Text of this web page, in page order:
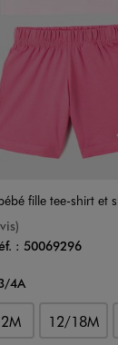
fille tee-shirt et
: 50069296
4A
12/18M